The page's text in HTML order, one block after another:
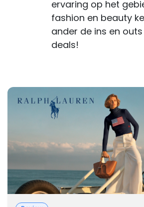
ervaring op het
fashion en beauty
ander de ins en
deals!